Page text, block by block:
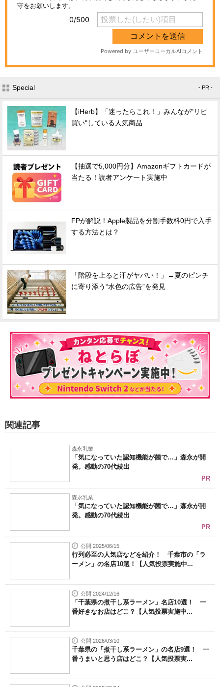
Special - PR -
【iHerb】「迷ったらこれ！」みんなが"リピ
買い"している人気商品
【抽選で5,000円分】Amazonギフトカードが
当たる！読者アンケート実施中
FPが解説！Apple製品を分割手数料0円で入手
する方法とは？
「階段を上ると汗がヤバい！」→夏のピンチ
に寄り添う“水色の広告”を発見
関連記事
森永乳業
「気になっていた認知機能が菌で…」森永が開
発。感動の70代続出
PR
森永乳業
「気になっていた認知機能が菌で…」森永が開
発。感動の70代続出
PR
公開 2025/06/15
行列必至の人気店などを紹介！ 千葉市の「ラ
ーメン」の名店10選！【人気投票実施中...
公開 2024/12/16
「千葉県の煮干し系ラーメン」名店10選！ 一
番好きなお店はどこ？【人気投票実施中...
公開 2026/03/10
千葉県の「煮干し系ラーメン」の名店9選！ 一
番うまいと思う店はどこ？【人気投票実...